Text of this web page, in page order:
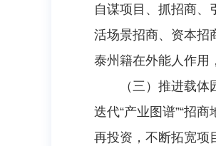
自谋项目、抓招商、
活场景招商、资本招
泰州籍在外能人作用
（三）推进载
迭代“产业图谱”“招
再投资，不断拓宽项